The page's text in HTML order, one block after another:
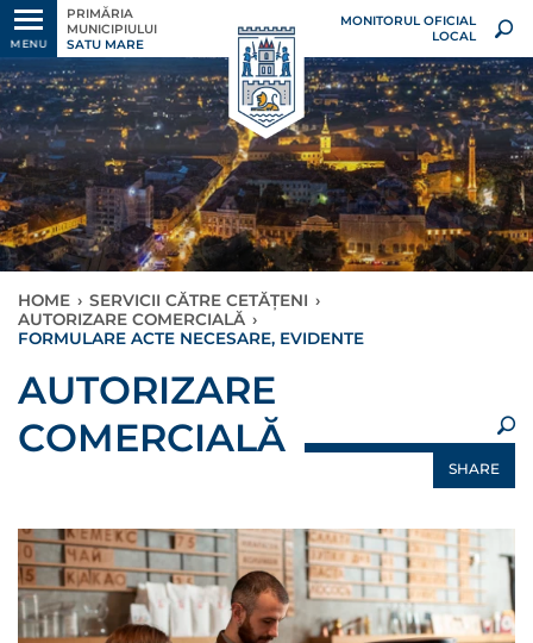
MENU
PRIMĂRIA
MUNICIPIULUI
SATU MARE
MONITORUL OFICIAL
LOCAL
HOME › SERVICII CĂTRE CETĂȚENI ›
AUTORIZARE COMERCIALĂ ›
FORMULARE ACTE NECESARE, EVIDENTE
AUTORIZARE
COMERCIALĂ
SHARE